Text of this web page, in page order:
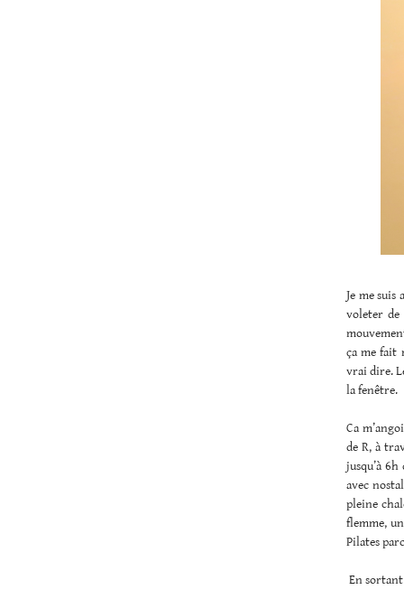
Je me suis
voleter de
ça me fait
vrai dire.
la fenêtre.
Ca
de R, à
jusqu’à
avec
pleine
flemme,
Pilates
En